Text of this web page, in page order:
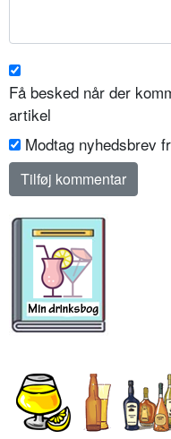
Få besked når der
artikel
Modtag nyhedsbrev